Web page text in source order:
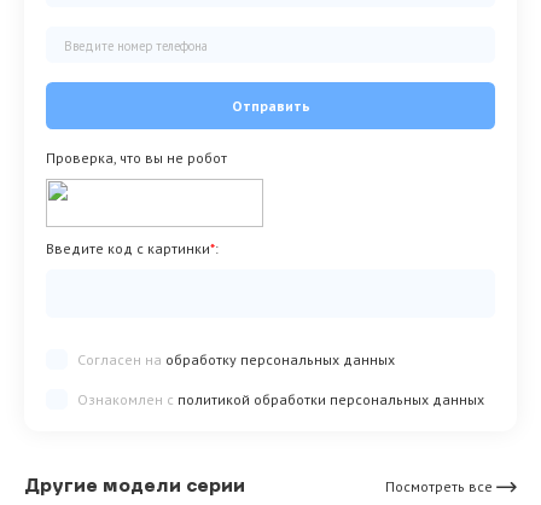
Отправить
Проверка, что вы не робот
Введите код с картинки*:
Согласен на обработку персональных данных
Ознакомлен с политикой обработки персональных данных
Другие модели серии Посмотреть все